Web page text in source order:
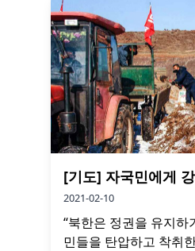
[기도] 자국민에게
2021-02-10
“북한은 정권을 유지
민들을 탄압하고 착취